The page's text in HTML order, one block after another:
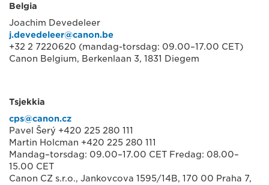
Belgia
Joachim Devedeleer
j.devedeleer@canon.be
+32 2 7220620 (mandag-torsdag: 09.00–17.00 CET)
Canon Belgium, Berkenlaan 3, 1831 Diegem
Tsjekkia
cps@canon.cz
Pavel Šerý +420 225 280 111
Martin Holcman +420 225 280 111
Mandag–torsdag: 09.00–17.00 CET Fredag: 08.00–
15.00 CET
Canon CZ s.r.o., Jankovcova 1595/14B, 170 00 Praha 7,